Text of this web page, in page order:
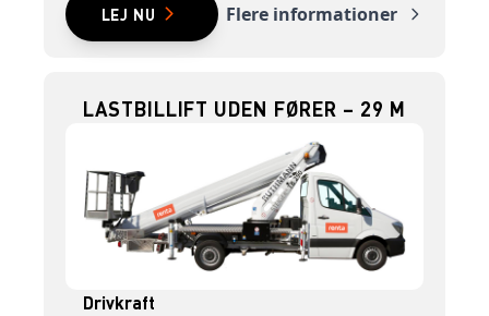
LEJ NU Flere informationer
LASTBILLIFT UDEN FØRER – 29 M
Drivkraft